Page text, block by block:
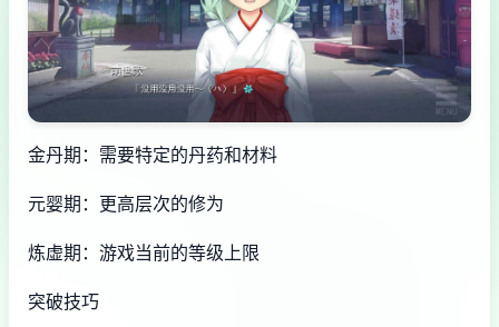
金丹期：需要特定的丹药和材料
元婴期：更高层次的修为
炼虚期：游戏当前的等级上限
突破技巧